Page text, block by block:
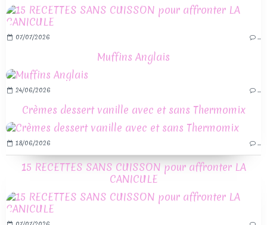
07/07/2026 …
Muffins Anglais
24/06/2026 …
Crèmes dessert vanille avec et sans Thermomix
18/06/2026 …
15 RECETTES SANS CUISSON pour affronter LA
CANICULE